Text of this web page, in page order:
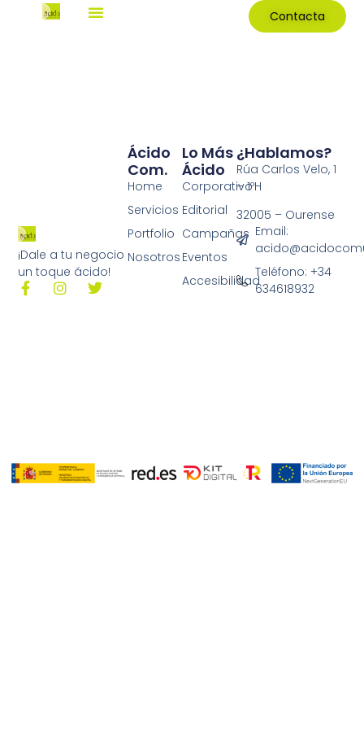
Contacta
¡Dale a tu negocio
un toque ácido!
Lo Más
Ácido
Corporativo
Editorial
Campañas
Eventos
Accesibilidad
Ácido
Com.
Home
Servicios
Portfolio
Nosotros
¿Hablamos?
Rúa Carlos Velo, 1
– 1ºH
32005 – Ourense
Email:
Teléfono: +34
634618932